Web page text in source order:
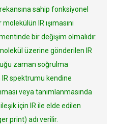
sahip fonksiyonel
IR ışımasını
bir değişim olmalıdır.
üzerine gönderilen IR
zaman soğrulma
spektrumu kendine
veya tanımlanmasında
için IR ile elde edilen
print) adı verilir.